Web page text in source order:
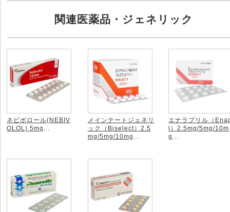
関連医薬品・ジェネリック
ネビボロール(NEBIV
OLOL) 5mg
メインテートジェネリ
ック（Biselect）2.5
mg/5mg/10mg
エナラプリル（
l）2.5mg/5mg/10m
g